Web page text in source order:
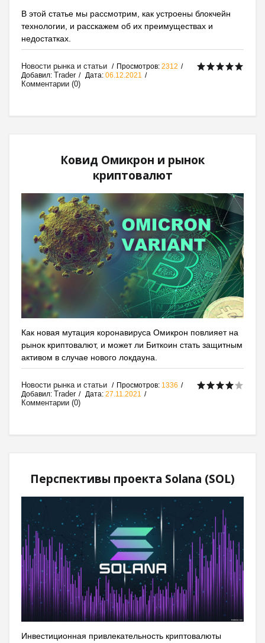
В этой статье мы рассмотрим, как устроены блокчейн
технологии, и расскажем об их преимуществах и
недостатках.
Новости рынка и статьи Просмотров: 2312
Добавил: Trader Дата: 06.12.2021
Комментарии (0)
Ковид Омикрон и рынок
криптовалют
Как новая мутация коронавируса Омикрон повлияет на
рынок криптовалют, и может ли Биткоин стать защитным
активом в случае нового локдауна.
Новости рынка и статьи Просмотров: 1336
Добавил: Trader Дата: 27.11.2021
Комментарии (0)
Перспективы проекта Solana (SOL)
Инвестиционная привлекательность криптовалюты